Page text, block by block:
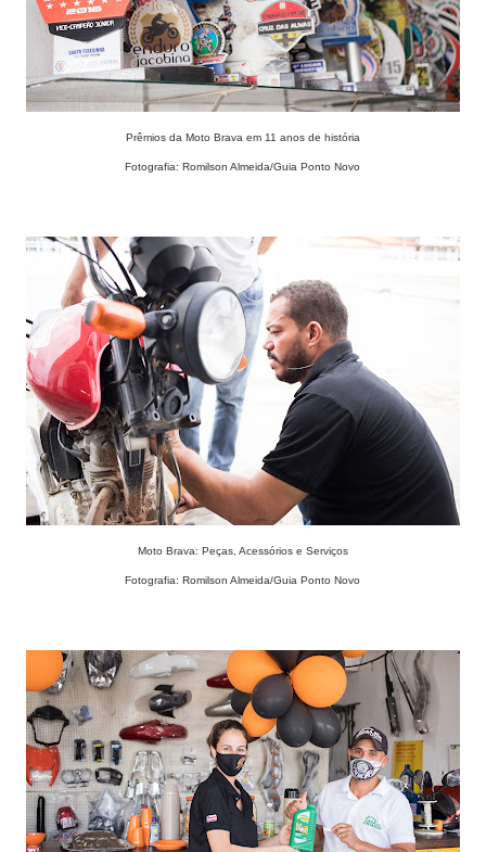
Prêmios da Moto Brava em 11 anos de história
Fotografia: Romilson Almeida/Guia Ponto Novo
Moto Brava: Peças, Acessórios e Serviços
Fotografia: Romilson Almeida/Guia Ponto Novo